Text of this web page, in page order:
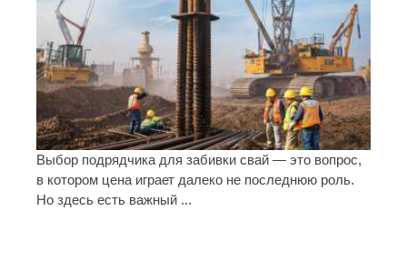
Выбор подрядчика для забивки свай — это вопрос,
в котором цена играет далеко не последнюю роль.
Но здесь есть важный ...